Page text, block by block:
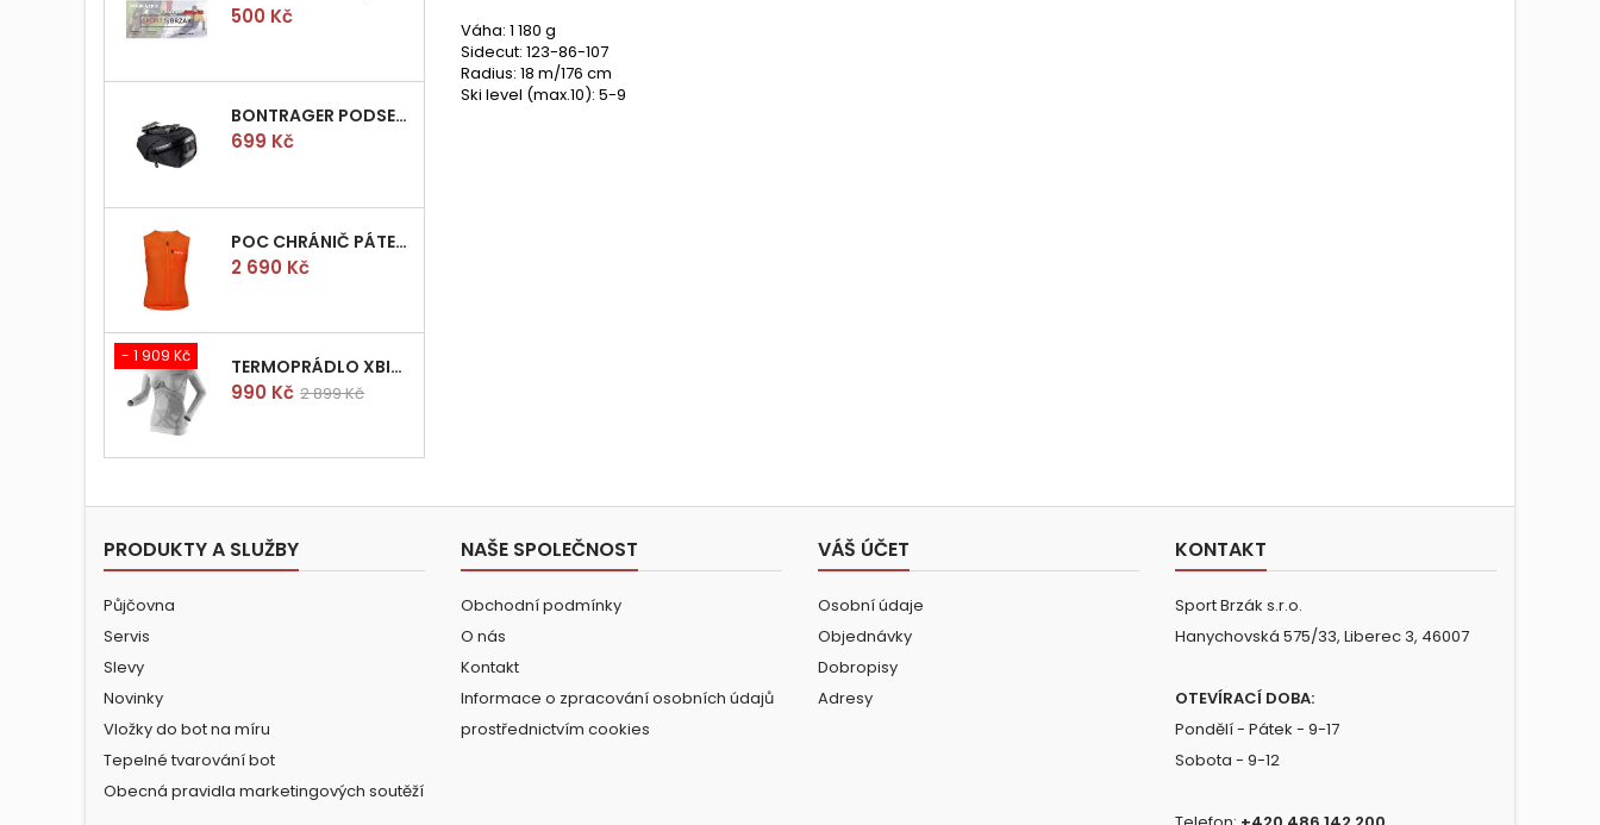
Cena
500 Kč
BONTRAGER PODSEDLOVÁ BRAŠNIČKA PRO QUICK S
Cena
699 Kč
POC CHRÁNIČ PÁTEŘE POCITO VPD AIR VEST VEL.M
Cena
2 690 Kč
- 1 909 Kč TERMOPRÁDLO XBIONIC RADIACTOR WOMAN SHIRT LONGS L/XL
Cena
990 Kč Běžná
2 899 Kč
Váha: 1 180 g
Sidecut: 123-86-107
Radius: 18 m/176 cm
Ski level (max.10): 5-9
PRODUKTY A SLUŽBY
Půjčovna
Servis
Slevy
Novinky
Vložky do bot na míru
Tepelné tvarování bot
Obecná pravidla marketingových soutěží
NAŠE SPOLEČNOST
Obchodní podmínky
O nás
Kontakt
Informace o zpracování osobních údajů
prostřednictvím cookies
VÁŠ ÚČET
Osobní údaje
Objednávky
Dobropisy
Adresy
KONTAKT
Sport Brzák s.r.o.
Hanychovská 575/33, Liberec 3, 46007
OTEVÍRACÍ DOBA:
Pondělí - Pátek - 9-17
Sobota - 9-12